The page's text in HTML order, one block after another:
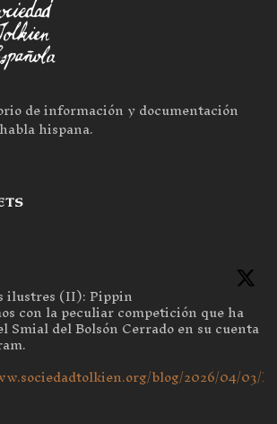
de información y documentación
hispana.
ilustres (II): Pippin
con la peculiar competición que ha
Smial del Bolsón Cerrado en su cuenta
blog/2026/04/03/